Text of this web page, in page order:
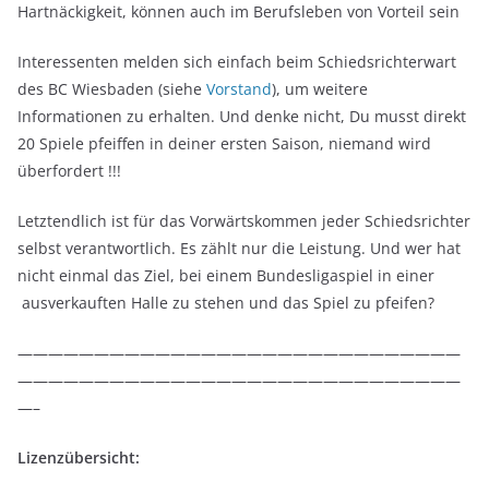
Hartnäckigkeit, können auch im Berufsleben von Vorteil sein
Interessenten melden sich einfach beim Schiedsrichterwart
des BC Wiesbaden (siehe Vorstand), um weitere
Informationen zu erhalten. Und denke nicht, Du musst direkt
20 Spiele pfeiffen in deiner ersten Saison, niemand wird
überfordert !!!
Letztendlich ist für das Vorwärtskommen jeder Schiedsrichter
selbst verantwortlich. Es zählt nur die Leistung. Und wer hat
nicht einmal das Ziel, bei einem Bundesligaspiel in einer
ausverkauften Halle zu stehen und das Spiel zu pfeifen?
—————————————————————————————
—————————————————————————————
—–
Lizenzübersicht: